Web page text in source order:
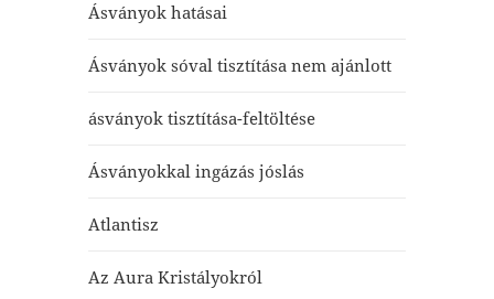
Ásványok hatásai
Ásványok sóval tisztítása nem ajánlott
ásványok tisztítása-feltöltése
Ásványokkal ingázás jóslás
Atlantisz
Az Aura Kristályokról